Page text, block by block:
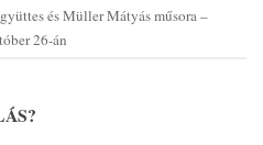
és Müller Mátyás műsora –
26-án